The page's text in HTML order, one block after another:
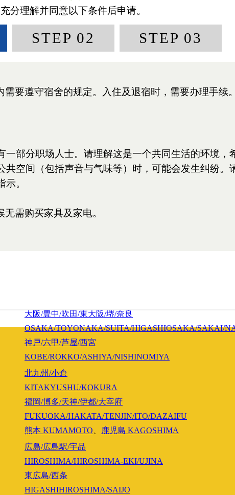
NISHITOKYO/TOKOROZAWA
新宿/中野/吉祥寺/国分寺/立川
SHINJUKU/NAKANO/KICHIJOJI/KOKUBUNJI/
新宿/登戸/調布/府中/多摩/八王子
SHIBUYA/KAWASAKI/KAMATA/YOKOHAMA/
UTSUNOMIYA
名古屋/千種/東山/日進/長久手
KOFU
大阪/豊中/吹田/東大阪/堺/奈良
OSAKA/TOYONAKA/SUITA/HIGASHIOSAKA/SAKAI/
神戸/六甲/芦屋/西宮
KOBE/ROKKO/ASHIYA/NISHINOMIYA
北九州/小倉
KITAKYUSHU/KOKURA
福岡/博多/天神/伊都/大宰府
FUKUOKA/HAKATA/TENJIN/ITO/DAZAIFU
熊本 KUMAMOTO 鹿児島 KAGOSHIMA
広島/広島駅/宇品
HIROSHIMA/HIROSHIMA-EKI/UJINA
東広島/西条
HIGASHIHIROSHIMA/SAIJO